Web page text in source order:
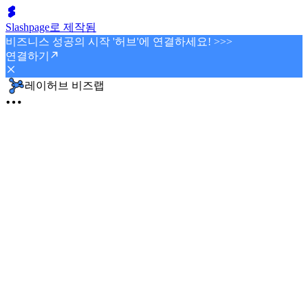
Slashpage로 제작됨
비즈니스 성공의 시작 '허브'에 연결하세요! >>>
연결하기
레이허브 비즈랩